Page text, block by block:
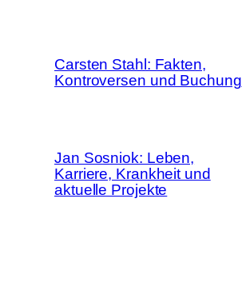
Carsten Stahl: Fakten,
Kontroversen und Buchung
Jan Sosniok: Leben,
Karriere, Krankheit und
aktuelle Projekte